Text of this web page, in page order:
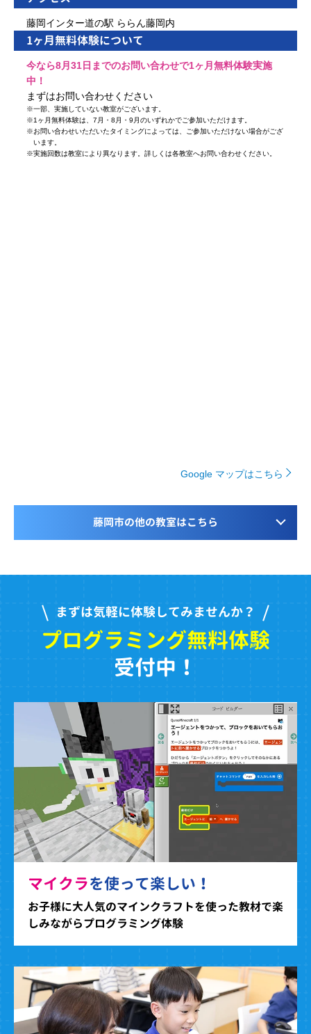
藤岡インター道の駅 ららん藤岡内
1ヶ月無料体験について
今なら8月31日までのお問い合わせで1ヶ月無料体験実施
中！
まずはお問い合わせください
※一部、実施していない教室がございます。
※1ヶ月無料体験は、7月・8月・9月のいずれかでご参加いただけます。
※お問い合わせいただいたタイミングによっては、ご参加いただけない場合がござ
います。
※実施回数は教室により異なります。詳しくは各教室へお問い合わせください。
Google マップはこちら
藤岡市の他の教室はこちら
まずは気軽に体験してみませんか？
プログラミング無料体験
受付中！
マイクラを使って楽しい！
お子様に大人気のマインクラフトを使った教材で楽
しみながらプログラミング体験